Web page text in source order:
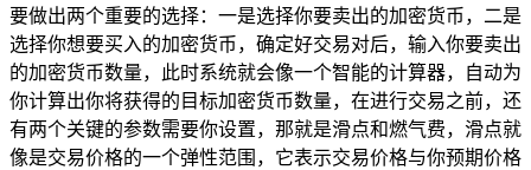
要做出两个重要的选择：一是选择你要卖出的加密货币，二是
选择你想要买入的加密货币，确定好交易对后，输入你要卖出
的加密货币数量，此时系统就会像一个智能的计算器，自动为
你计算出你将获得的目标加密货币数量，在进行交易之前，还
有两个关键的参数需要你设置，那就是滑点和燃气费，滑点就
像是交易价格的一个弹性范围，它表示交易价格与你预期价格